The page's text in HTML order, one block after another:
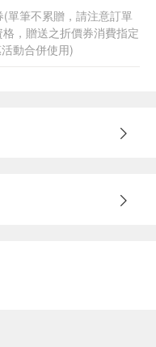
單筆不累贈，請注意訂單
，贈送之折價券消費指定
動合併使用)